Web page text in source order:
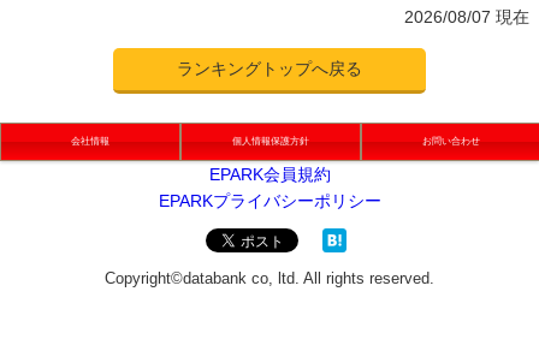
2026/08/07 現在
ランキングトップへ戻る
会社情報 個人情報保護方針 お問い合わせ